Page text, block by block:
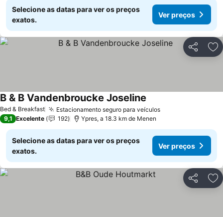
Selecione as datas para ver os preços
exatos.
Ver preços
Partilhar
Bed & Breakfast Estacionamento seguro para veículosVer preços
B & B Vandenbroucke Joseline
9,1 Excelente 192 Ypres, a 18.3 km de Menen
Selecione as datas para ver os preços
exatos.
Ver preços
Partilhar